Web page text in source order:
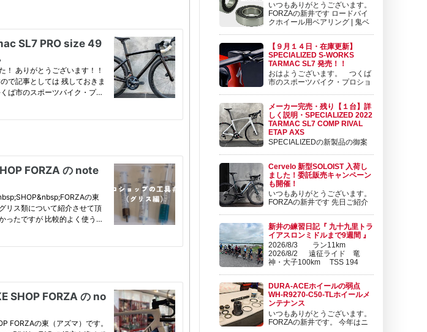
いつもありがとうございます。
FORZAの新井です ロードバイ
クホイール用ベアリング | 鬼ベ
発されたロードバイクホイール用ベアリングで
す。ロードバイクホイール用ベアリングとして
koyo.jtekt.co....
【９月１４日・在庫更新】
SPECIALIZED S-WORKS
TARMAC SL7 発売！！
おはようございます。 つくば
市のスポーツバイク・プロショ
SPECIALIZED TARMAC SL7 詳細の情報を御
案内させて頂きます。 目次 １ ラインナップ
と価格 ２ ...
メーカー完売・残り【１台】詳
しく説明・SPECIALIZED 2022
TARMAC SL7 COMP RIVAL
ETAP AXS
SPECIALIZEDの新製品の御案
￥517,000 (税込) こんにちは。 FORZAの東
です。 SRAM から、 廉価版のeTAPコンポー
ネンツ RIVAL ...
Cervelo 新型SOLOIST 入荷し
ました！委託販売キャンペーン
も開催！
いつもありがとうございます。
FORZAの新井です 先日ご紹介
た。 SOLOIST | Cervélo 日本公式サイト
www.cog.inc 軽量化と空力向上を果たした新型
Soloistの5つ...
新井の練習日記『 九十九里トラ
イアスロンミドルまで9週間 』
2026/8/3 ラン11km
2026/8/2 遠征ライド 竜
神・大子100km TSS 194
リックラン4km TSS 34 2026/7/28 ローラ
ー30...
DURA-ACEホイールの弱点
WH-R9270-C50-TLホイールメ
ンテナンス
いつもありがとうございます。
FORZAの新井です。 今年はニ